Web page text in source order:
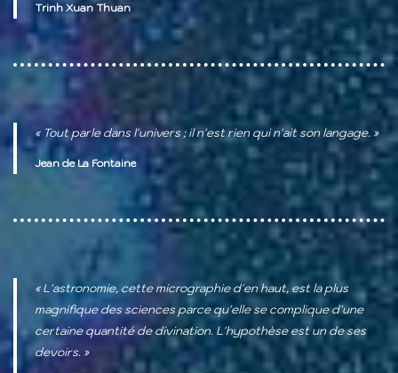
Trinh Xuan Thuan
« Tout parle dans l'univers ; il n'est rien qui n'ait son langage. »
Jean de La Fontaine
« L'astronomie, cette micrographie d'en haut, est la plus
magnifique des sciences parce qu'elle se complique d'une
certaine quantité de divination. L'hypothèse est un de ses
devoirs. »